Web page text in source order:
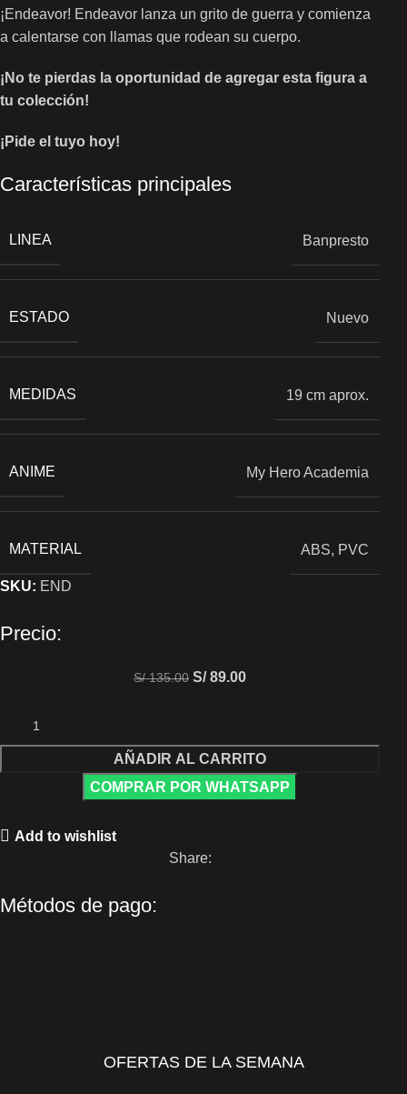
¡Endeavor! Endeavor lanza un grito de guerra y comienza
a calentarse con llamas que rodean su cuerpo.
¡No te pierdas la oportunidad de agregar esta figura a
tu colección!
¡Pide el tuyo hoy!
Características principales
LINEA Banpresto
ESTADO Nuevo
MEDIDAS 19 cm aprox.
ANIME My Hero Academia
MATERIAL ABS, PVC
SKU: END
Precio:
S/135.00 S/89.00
AÑADIR AL CARRITO
COMPRAR POR WHATSAPP
Add to wishlist
Share:
Métodos de pago:
OFERTAS DE LA SEMANA